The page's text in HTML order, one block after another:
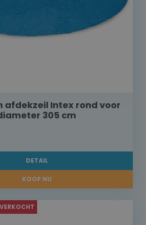
afdekzeil Intex rond voor
305 cm
DETAIL
KOOP NU